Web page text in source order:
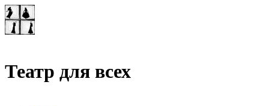
Театр для всех